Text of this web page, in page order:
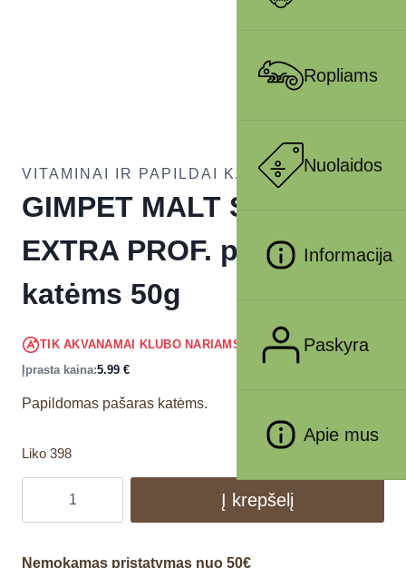
Ropliams
Nuolaidos
Informacija
Paskyra
Apie mus
VITAMINAI IR PAPILDAI KATĖMS
GIMPET MALT SOFT
EXTRA PROF. pasta
katėms 50g
TIK AKVANAMAI KLUBO NARIAMS 5.69€ !
Įprasta kaina:5.99 €
Papildomas pašaras katėms.
Liko 398
Į krepšelį
Nemokamas pristatymas nuo 50€